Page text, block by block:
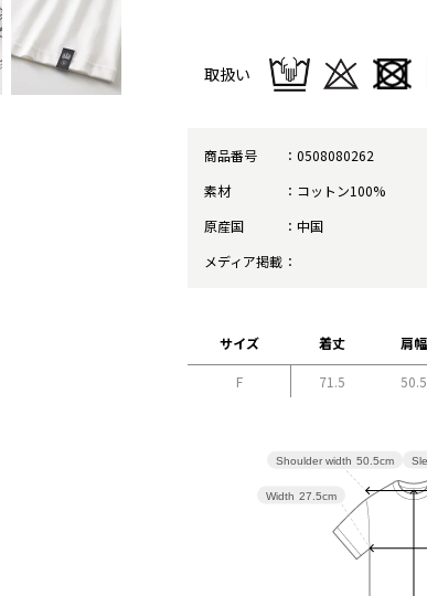
取扱い
商品番号
0508080262
素材
コットン100%
原産国
中国
メディア掲載
サイズ 着丈 肩幅
F 71.5 50.5
Width 27.5cm
Shoulder width 50.5cm